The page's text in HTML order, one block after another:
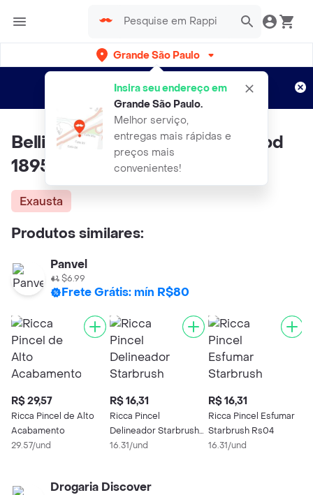
Grande São Paulo
Insira seu endereço em
Grande São Paulo.
Melhor serviço,
entregas mais rápidas e
preços mais
convenientes!
Entregas grátis por 15 dias!
Aplicam T&C
Belliz Pincel Marfim Esfumar Cod
1895
Exausta
Produtos similares:
Panvel
$6.99
Frete Grátis: mín R$80
R$ 29,57
Ricca Pincel de Alto
Acabamento
29.57/und
R$ 16,31
Ricca Pincel
Delineador Starbrush
Rs05
16.31/und
R$ 16,31
Ricca Pincel Esfumar
Starbrush Rs04
16.31/und
Drogaria Discover